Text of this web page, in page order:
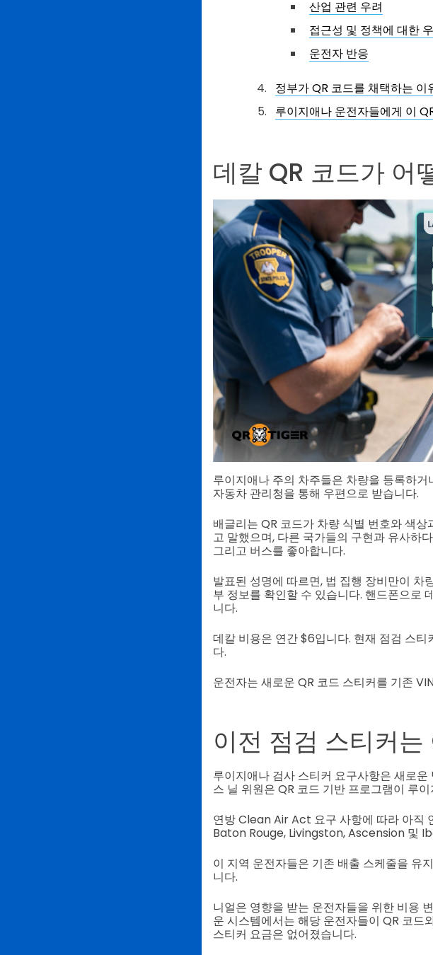
산업 관련 우려
접근성 및 정책에 대한
운전자 반응
정부가 QR 코드를 채택하는 이
루이지애나 운전자들에게 이
데칼 QR 코드가 어
루이지애나 주의 차주들은 차량을 등록하
자동차 관리청을 통해 우편으로 받습니다.
배글리는 QR 코드가 차량 식별 번호와 색
고 말했으며, 다른 국가들의 구현과 유사하
그리고 버스를 좋아합니다.
발표된 성명에 따르면, 법 집행 장비만이 차
부 정보를 확인할 수 있습니다. 핸드폰으로
니다.
데칼 비용은 연간 $6입니다. 현재 점검 스
다.
운전자는 새로운 QR 코드 스티커를 기존
이전 점검 스티커
루이지애나 검사 스티커 요구사항은 새로
스 닐 위원은 QR 코드 기반 프로그램이 루
연방 Clean Air Act 요구 사항에 따라 아직
Baton Rouge, Livingston, Ascension 및
이 지역 운전자들은 기존 배출 스케줄을 유
니다.
니얼은 영향을 받는 운전자들을 위한 비용
운 시스템에서는 해당 운전자들이 QR 코드
스티커 요금은 없어졌습니다.